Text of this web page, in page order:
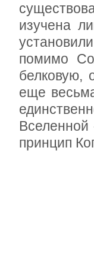
изучена
помимо
белковую,
еще
принцип